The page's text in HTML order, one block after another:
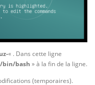
« . Dans cette ligne
bin/bash » à la fin de la ligne.
(temporaires).